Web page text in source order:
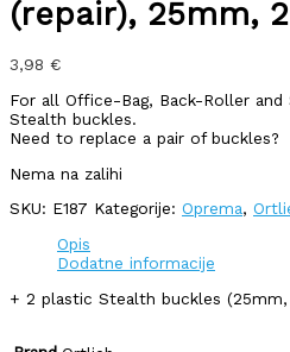
(repair), 25mm,
3,98 €
For all Office-Bag, Back-Roller
Stealth buckles.
Need to replace a pair of buckles?
Nema na zalihi
SKU: E187 Kategorije: Oprema,
Opis
Dodatne informacije
+ 2 plastic Stealth buckles (25mm,